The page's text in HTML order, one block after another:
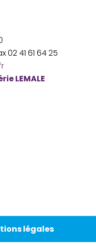
02 41 61 64 25
LEMALE
légales